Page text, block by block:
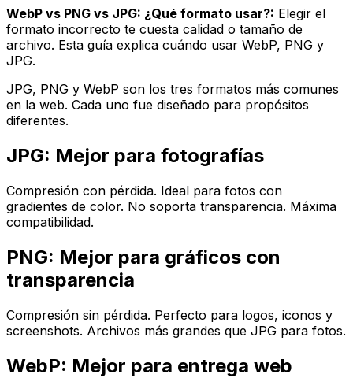
WebP vs PNG vs JPG: ¿Qué formato usar?: Elegir el
formato incorrecto te cuesta calidad o tamaño de
archivo. Esta guía explica cuándo usar WebP, PNG y
JPG.
JPG, PNG y WebP son los tres formatos más comunes
en la web. Cada uno fue diseñado para propósitos
diferentes.
JPG: Mejor para fotografías
Compresión con pérdida. Ideal para fotos con
gradientes de color. No soporta transparencia. Máxima
compatibilidad.
PNG: Mejor para gráficos con
transparencia
Compresión sin pérdida. Perfecto para logos, iconos y
screenshots. Archivos más grandes que JPG para fotos.
WebP: Mejor para entrega web